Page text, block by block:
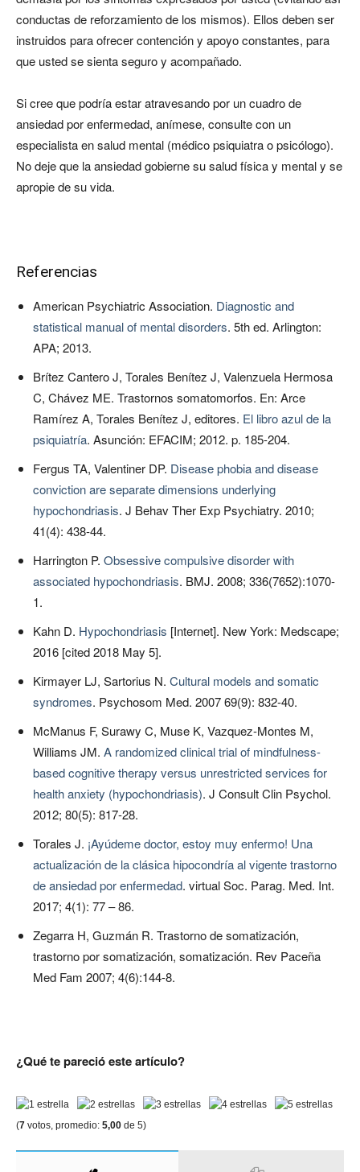
conductas de reforzamiento de los mismos). Ellos deben ser
instruidos para ofrecer contención y apoyo constantes, para
que usted se sienta seguro y acompañado.
Si cree que podría estar atravesando por un cuadro de
ansiedad por enfermedad, anímese, consulte con un
especialista en salud mental (médico psiquiatra o psicólogo).
No deje que la ansiedad gobierne su salud física y mental y se
apropie de su vida.
Referencias
American Psychiatric Association. Diagnostic and
statistical manual of mental disorders. 5th ed. Arlington:
APA; 2013.
Brítez Cantero J, Torales Benítez J, Valenzuela Hermosa
C, Chávez ME. Trastornos somatomorfos. En: Arce
Ramírez A, Torales Benítez J, editores. El libro azul de la
psiquiatría. Asunción: EFACIM; 2012. p. 185-204.
Fergus TA, Valentiner DP. Disease phobia and disease
conviction are separate dimensions underlying
hypochondriasis. J Behav Ther Exp Psychiatry. 2010;
41(4): 438-44.
Harrington P. Obsessive compulsive disorder with
associated hypochondriasis. BMJ. 2008; 336(7652):1070-
1.
Kahn D. Hypochondriasis [Internet]. New York: Medscape;
2016 [cited 2018 May 5].
Kirmayer LJ, Sartorius N. Cultural models and somatic
syndromes. Psychosom Med. 2007 69(9): 832-40.
McManus F, Surawy C, Muse K, Vazquez-Montes M,
Williams JM. A randomized clinical trial of mindfulness-
based cognitive therapy versus unrestricted services for
health anxiety (hypochondriasis). J Consult Clin Psychol.
2012; 80(5): 817-28.
Torales J. ¡Ayúdeme doctor, estoy muy enfermo! Una
actualización de la clásica hipocondría al vigente trastorno
de ansiedad por enfermedad. virtual Soc. Parag. Med. Int.
2017; 4(1): 77 – 86.
Zegarra H, Guzmán R. Trastorno de somatización,
trastorno por somatización, somatización. Rev Paceña
Med Fam 2007; 4(6):144-8.
¿Qué te pareció este artículo?
(7 votos, promedio: 5,00 de 5)